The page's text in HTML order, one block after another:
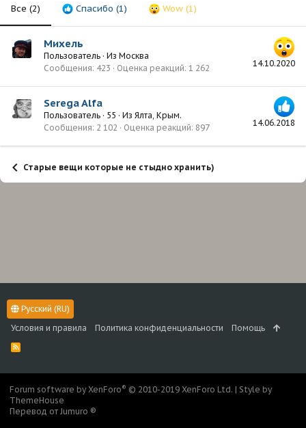
Все (2) Спасибо (1) Wow (1)
14.10.2020
Михель
Пользователь · Из Москва
Сообщения 423 Оценка реакций 1 262
14.06.2018
Serega Alfa
Пользователь · 55 · Из Ялта, Крым.
Сообщения 2 102 Оценка реакций 897
Старые вещи которые не стыдно хранить)
Русский (RU)
Условия и правила
Политика конфиденциальности Помощь
R
S
Forum software by XenForo® © 2010-2019 XenForo Ltd. | Style by
ThemeHouse
Перевод от Jumuro ®